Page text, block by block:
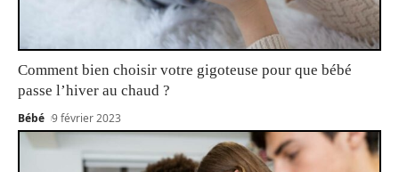
Comment bien choisir votre gigoteuse pour que bébé
passe l’hiver au chaud ?
Bébé 9 février 2023